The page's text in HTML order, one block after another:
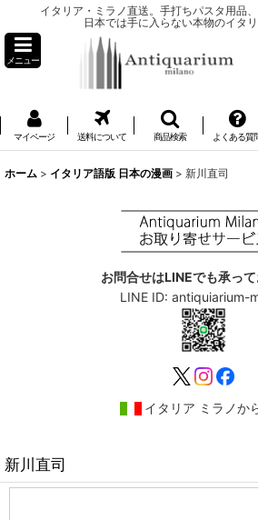
イタリア・ミラノ直送。手打ちパスタ用品
日本では手に入らない本物のイタリ
メニュー
マイページ 送料について 商品検索 よくある質
ホーム > イタリア語版 日本の漫画 > 新川直司
お問合せはLINEでも承っ
LINE ID: antiquiarium-
イタリア ミラノか
新川直司